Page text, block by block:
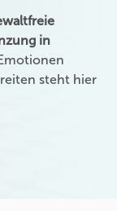
in
steht hier